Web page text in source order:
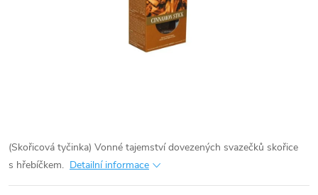
(Skořicová tyčinka) Vonné tajemství dovezených svazečků skořice
s hřebíčkem. Detailní informace